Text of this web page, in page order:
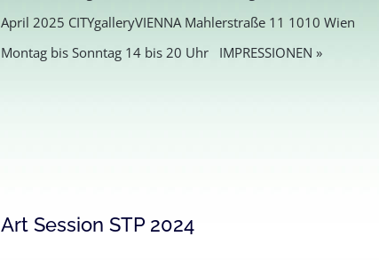
April 2025 CITYgalleryVIENNA Mahlerstraße 11 1010 Wien
Montag bis Sonntag 14 bis 20 Uhr IMPRESSIONEN »
Art Session STP 2024